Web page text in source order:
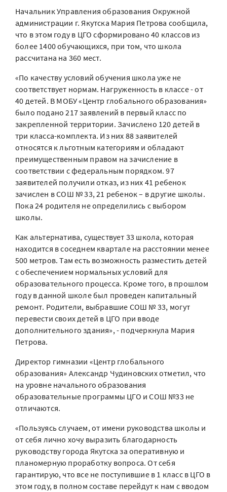
Начальник Управления образования Окружной
администрации г. Якутска Мария Петрова сообщила,
что в этом году в ЦГО сформировано 40 классов из
более 1400 обучающихся, при том, что школа
рассчитана на 360 мест.
«По качеству условий обучения школа уже не
соответствует нормам. Нагруженность в классе - от
40 детей. В МОБУ «Центр глобального образования»
было подано 217 заявлений в первый класс по
закрепленной территории. Зачислено 120 детей в
три класса-комплекта. Из них 88 заявителей
относятся к льготным категориям и обладают
преимущественным правом на зачисление в
соответствии с федеральным порядком. 97
заявителей получили отказ, из них 41 ребенок
зачислен в СОШ № 33, 21 ребенок – в другие школы.
Пока 24 родителя не определились с выбором
школы.
Как альтернатива, существует 33 школа, которая
находится в соседнем квартале на расстоянии менее
500 метров. Там есть возможность разместить детей
с обеспечением нормальных условий для
образовательного процесса. Кроме того, в прошлом
году в данной школе был проведен капитальный
ремонт. Родители, выбравшие СОШ № 33, могут
перевести своих детей в ЦГО при вводе
дополнительного здания», - подчеркнула Мария
Петрова.
Директор гимназии «Центр глобального
образования» Александр Чудиновских отметил, что
на уровне начального образования
образовательные программы ЦГО и СОШ №33 не
отличаются.
«Пользуясь случаем, от имени руководства школы и
от себя лично хочу выразить благодарность
руководству города Якутска за оперативную и
планомерную проработку вопроса. От себя
гарантирую, что все не поступившие в 1 класс в ЦГО в
этом году, в полном составе перейдут к нам с вводом